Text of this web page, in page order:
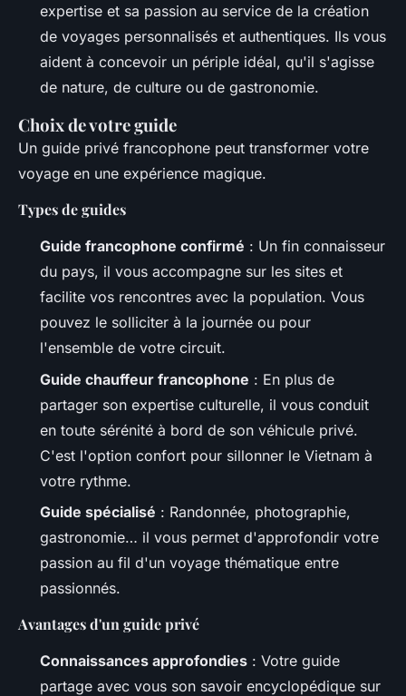
expertise et sa passion au service de la création
de voyages personnalisés et authentiques. Ils vous
aident à concevoir un périple idéal, qu'il s'agisse
de nature, de culture ou de gastronomie.
Choix de votre guide
Un guide privé francophone peut transformer votre
voyage en une expérience magique.
Types de guides
Guide francophone confirmé : Un fin connaisseur
du pays, il vous accompagne sur les sites et
facilite vos rencontres avec la population. Vous
pouvez le solliciter à la journée ou pour
l'ensemble de votre circuit.
Guide chauffeur francophone : En plus de
partager son expertise culturelle, il vous conduit
en toute sérénité à bord de son véhicule privé.
C'est l'option confort pour sillonner le Vietnam à
votre rythme.
Guide spécialisé : Randonnée, photographie,
gastronomie… il vous permet d'approfondir votre
passion au fil d'un voyage thématique entre
passionnés.
Avantages d'un guide privé
Connaissances approfondies : Votre guide
partage avec vous son savoir encyclopédique sur